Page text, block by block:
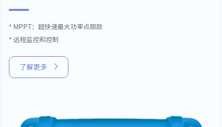
* MPPT：超快速最大功率点跟踪
* 远程监控和控制
了解更多